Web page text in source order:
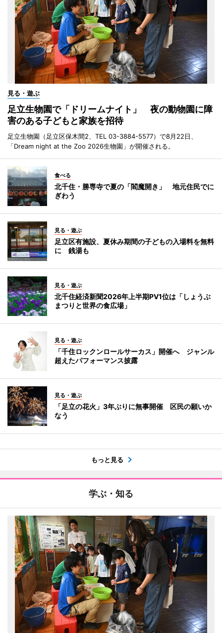
見る・遊ぶ
足立生物園で「ドリームナイト」 夜の動物園に障
害のある子どもと家族を招待
足立生物園（足立区保木間2、TEL 03-3884-5577）で8月22日、
「Dream night at the Zoo 2026生物園」が開催される。
食べる
北千住・勝専寺で夏の「閻魔開き」 地元住民でに
ぎわう
見る・遊ぶ
足立区有施設、夏休み期間の子どもの入場料を無料
に 銭湯も
見る・遊ぶ
北千住経済新聞2026年上半期PV1位は「しょうぶ
まつりと世界の食広場」
見る・遊ぶ
「千住ロックンロールサーカス」開催へ ジャンル
超えたパフォーマンス披露
見る・遊ぶ
「足立の花火」3年ぶりに無事開催 区民の願いか
なう
もっと見る
学ぶ・知る